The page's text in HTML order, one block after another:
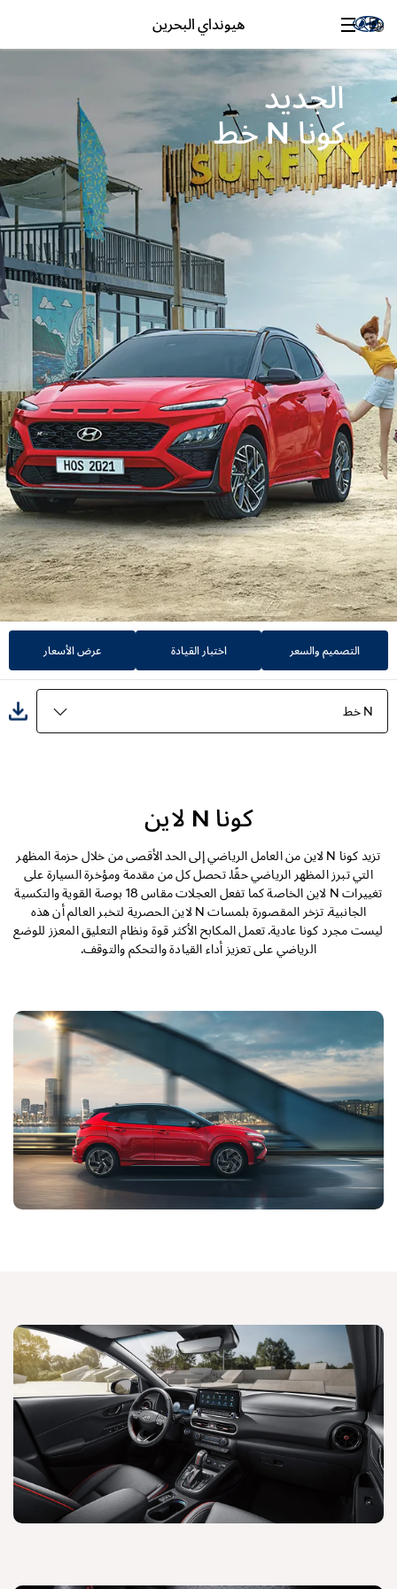
هيونداي البحرين
الجديد
كونا N خط
التصميم والسعر اختبار القيادة عرض الأسعار
N خط
التصميم الداخلي
الأداء
الأمان
الهجينة
N خط
كونا N لاين
تزيد كونا N لاين من العامل الرياضي إلى الحد الأقصى من خلال حزمة المظهر
التي تبرز المظهر الرياضي حقًا. تحصل كل من مقدمة ومؤخرة السيارة على
تغييرات N لاين الخاصة كما تفعل العجلات مقاس 18 بوصة القوية والتكسية
الجانبية. تزخر المقصورة بلمسات N لاين الحصرية لتخبر العالم أن هذه
ليست مجرد كونا عادية. تعمل المكابح الأكثر قوة ونظام التعليق المعزز للوضع
الرياضي على تعزيز أداء القيادة والتحكم والتوقف.